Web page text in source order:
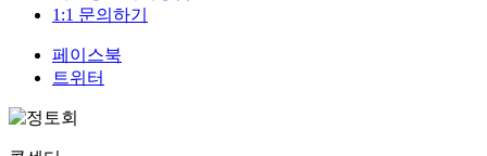
1:1 문의하기
페이스북
트위터